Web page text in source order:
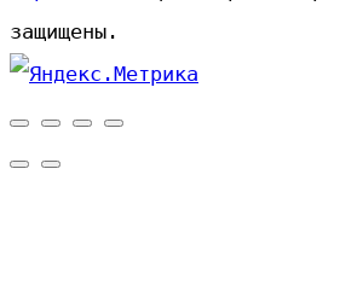
защищены.
Прокрутить